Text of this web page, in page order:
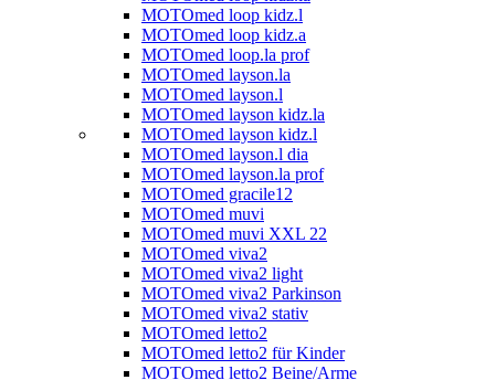
MOTOmed loop kidz.l
MOTOmed loop kidz.a
MOTOmed loop.la prof
MOTOmed layson.la
MOTOmed layson.l
MOTOmed layson kidz.la
MOTOmed layson kidz.l
MOTOmed layson.l dia
MOTOmed layson.la prof
MOTOmed gracile12
MOTOmed muvi
MOTOmed muvi XXL 22
MOTOmed viva2
MOTOmed viva2 light
MOTOmed viva2 Parkinson
MOTOmed viva2 stativ
MOTOmed letto2
MOTOmed letto2 für Kinder
MOTOmed letto2 Beine/Arme